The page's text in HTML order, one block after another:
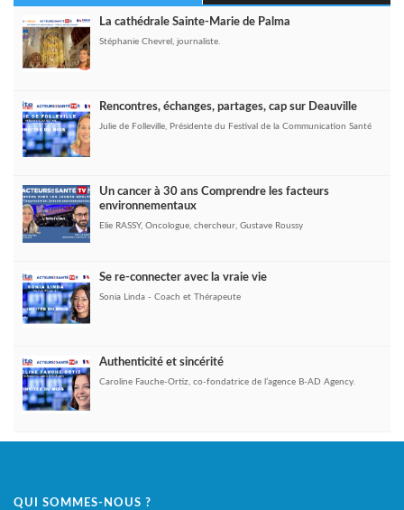
La cathédrale Sainte-Marie de Palma
Stéphanie Chevrel, journaliste.
Rencontres, échanges, partages, cap sur Deauville
Julie de Folleville, Présidente du Festival de la Communication Santé
Un cancer à 30 ans Comprendre les facteurs
environnementaux
Elie RASSY, Oncologue, chercheur, Gustave Roussy
Se re-connecter avec la vraie vie
Sonia Linda - Coach et Thérapeute
Authenticité et sincérité
Caroline Fauche-Ortiz, co-fondatrice de l’agence B-AD Agency.
QUI SOMMES-NOUS ?